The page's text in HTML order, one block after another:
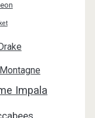
Impala